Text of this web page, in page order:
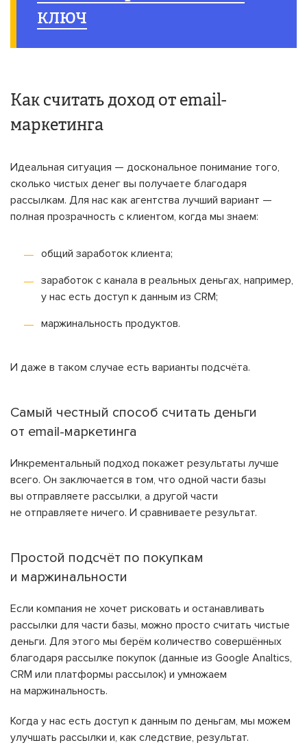
ключ
Как считать доход от email-
маркетинга
Идеальная ситуация — доскональное понимание того,
сколько чистых денег вы получаете благодаря
рассылкам. Для нас как агентства лучший вариант —
полная прозрачность с клиентом, когда мы знаем:
общий заработок клиента;
заработок с канала в реальных деньгах, например,
у нас есть доступ к данным из CRM;
маржинальность продуктов.
И даже в таком случае есть варианты подсчёта.
Самый честный способ считать деньги
от email-маркетинга
Инкрементальный подход покажет результаты лучше
всего. Он заключается в том, что одной части базы
вы отправляете рассылки, а другой части
не отправляете ничего. И сравниваете результат.
Простой подсчёт по покупкам
и маржинальности
Если компания не хочет рисковать и останавливать
рассылки для части базы, можно просто считать чистые
деньги. Для этого мы берём количество совершённых
благодаря рассылке покупок (данные из Google Analtics,
CRM или платформы рассылок) и умножаем
на маржинальность.
Когда у нас есть доступ к данным по деньгам, мы можем
улучшать рассылки и, как следствие, результат.